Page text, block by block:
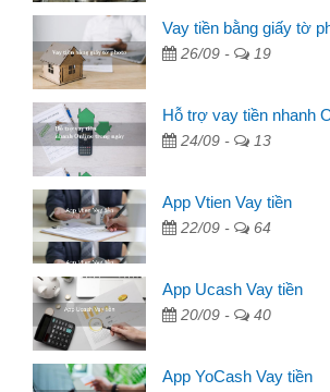
Vay tiền bằng giấy tờ
26/09 - 19
Hỗ trợ vay tiền nhanh
24/09 - 13
App Vtien Vay tiền
22/09 - 64
App Ucash Vay tiền
20/09 - 40
App YoCash Vay tiền